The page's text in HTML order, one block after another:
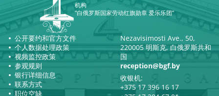
机构
“白俄罗斯国家劳动红旗勋章 爱乐乐团”
公开要约和官方文件
个人数据处理政策
视频监控政策
参观规则
银行详细信息
联系方式
职位空缺
Nezavisimosti Ave., 50,
220005 明斯克, 白俄罗斯共和
国
reception@bgf.by
收银机:
+375 17 396 16 17